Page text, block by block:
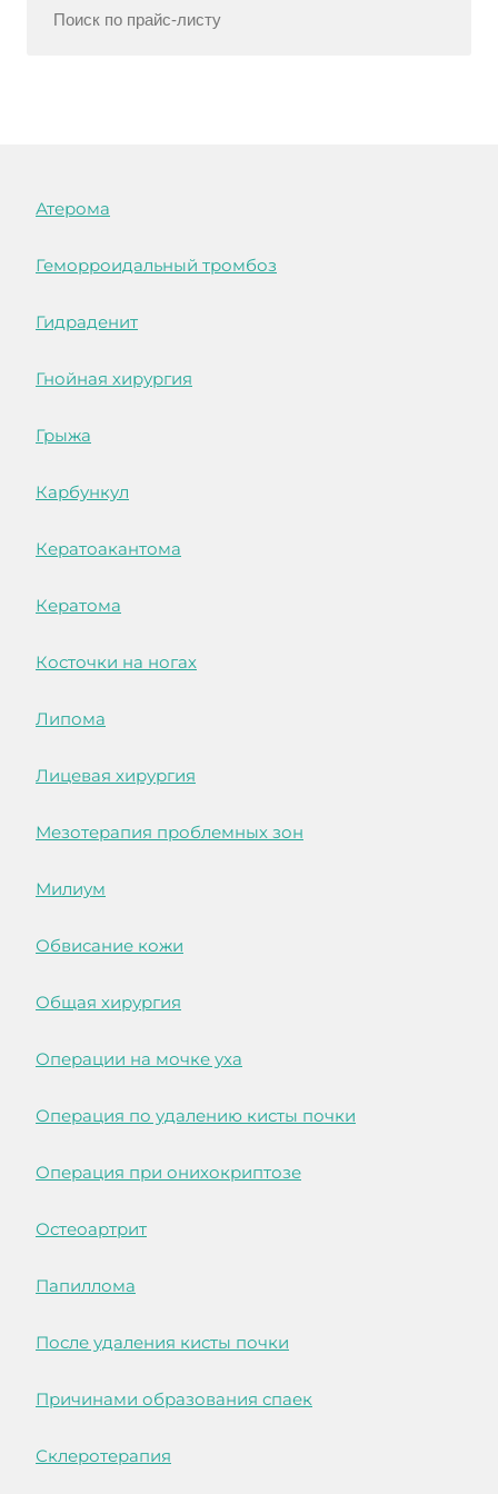
Атерома
Геморроидальный тромбоз
Гидраденит
Гнойная хирургия
Грыжа
Карбункул
Кератоакантома
Кератома
Косточки на ногах
Липома
Лицевая хирургия
Мезотерапия проблемных зон
Милиум
Обвисание кожи
Общая хирургия
Операции на мочке уха
Операция по удалению кисты почки
Операция при онихокриптозе
Остеоартрит
Папиллома
После удаления кисты почки
Причинами образования спаек
Склеротерапия